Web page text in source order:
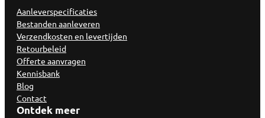
Aanleverspecificaties
Bestanden aanleveren
Verzendkosten en levertijden
Retourbeleid
Offerte aanvragen
Kennisbank
Blog
Contact
Ontdek meer